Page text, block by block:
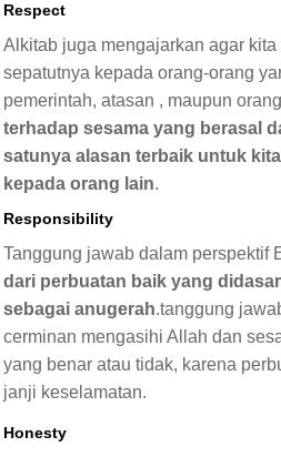
Respect
Alkitab juga mengajarkan agar
sepatutnya kepada orang-orang
pemerintah, atasan , maupun
terhadap sesama yang berasal
satunya alasan terbaik untuk
kepada orang lain.
Responsibility
Tanggung jawab dalam perspektif
dari perbuatan baik yang
sebagai anugerah.tanggung
cerminan mengasihi Allah dan
yang benar atau tidak, karena
janji keselamatan.
Honesty